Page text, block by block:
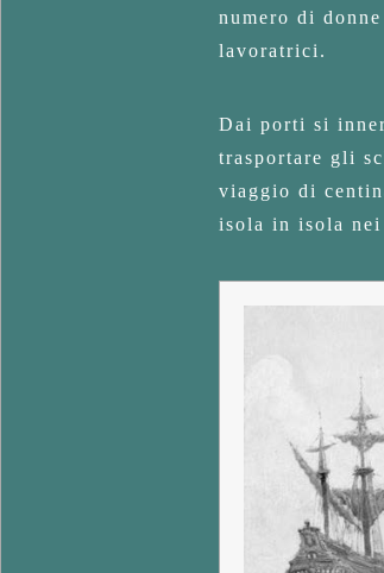
numero di
lavoratrici.
Dai porti si
trasportare gli
viaggio di
isola in isola